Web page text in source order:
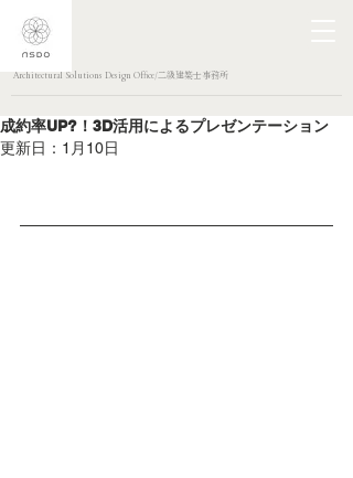
Architectural Solutions Design Office/二級建築士事務所
成約率UP?！3D活用によるプレゼンテーション
更新日： 1月10日